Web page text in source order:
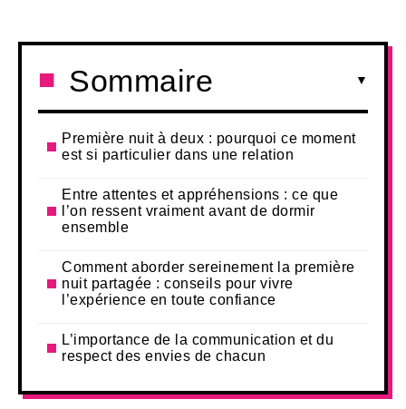
Sommaire
Première nuit à deux : pourquoi ce moment
est si particulier dans une relation
Entre attentes et appréhensions : ce que
l’on ressent vraiment avant de dormir
ensemble
Comment aborder sereinement la première
nuit partagée : conseils pour vivre
l’expérience en toute confiance
L’importance de la communication et du
respect des envies de chacun